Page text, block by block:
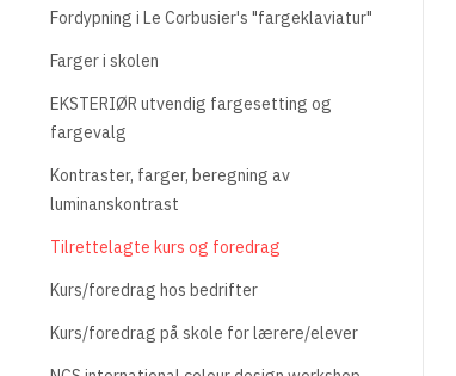
Fordypning i Le Corbusier's "fargeklaviatur"
Farger i skolen
EKSTERIØR utvendig fargesetting og
fargevalg
Kontraster, farger, beregning av
luminanskontrast
Tilrettelagte kurs og foredrag
Kurs/foredrag hos bedrifter
Kurs/foredrag på skole for lærere/elever